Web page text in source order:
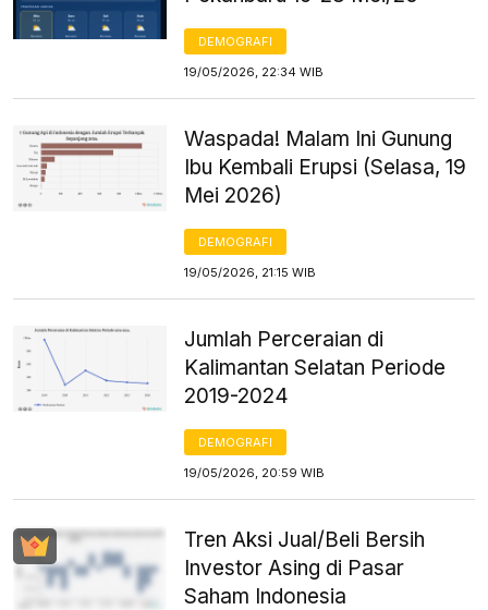
DEMOGRAFI
19/05/2026, 22:34 WIB
Waspada! Malam Ini Gunung
Ibu Kembali Erupsi (Selasa, 19
Mei 2026)
DEMOGRAFI
19/05/2026, 21:15 WIB
Jumlah Perceraian di
Kalimantan Selatan Periode
2019-2024
DEMOGRAFI
19/05/2026, 20:59 WIB
Tren Aksi Jual/Beli Bersih
Investor Asing di Pasar
Saham Indonesia